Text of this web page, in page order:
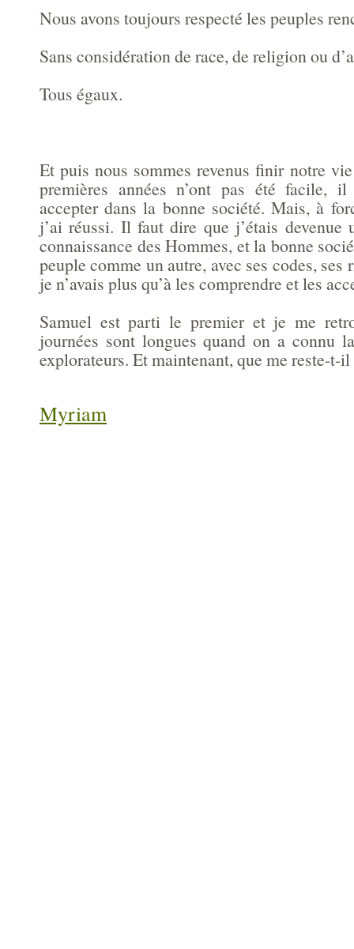
Nous avons toujours respecté les peuples
Sans considération de race, de religion ou
Tous égaux.
Et puis nous sommes revenus finir notre
premières années n’ont pas été facile,
accepter dans la bonne société. Mais, à
j’ai réussi. Il faut dire que j’étais devenue
connaissance des Hommes, et la bonne
peuple comme un autre, avec ses codes, ses
je n’avais plus qu’à les comprendre et les
Samuel est parti le premier et je me
journées sont longues quand on a connu
explorateurs. Et maintenant, que me reste-t-
Myriam